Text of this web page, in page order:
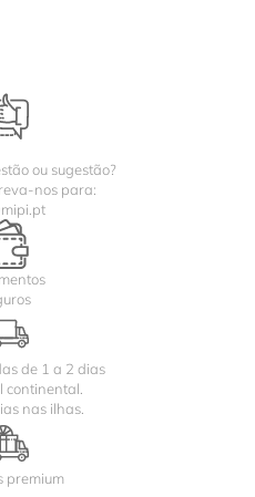
ou sugestão?
nos para:
de 1 a 2 dias
continental.
nas ilhas.
premium